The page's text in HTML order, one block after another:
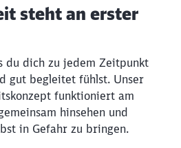
steht an erster
du dich zu jedem Zeitpunkt
gut begleitet fühlst. Unser
funktioniert am
hinsehen und
in Gefahr zu bringen.